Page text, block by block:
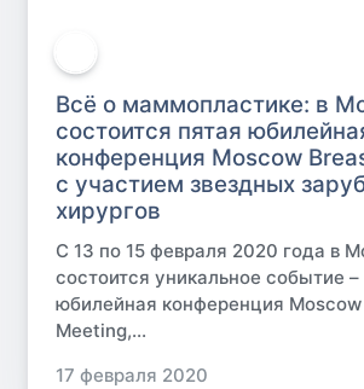
Всё о маммопластике: в
состоится пятая
конференция Moscow
с участием звездных
хирургов
С 13 по 15 февраля 2020 года в
состоится уникальное событие –
юбилейная конференция
Meeting,...
17 февраля 2020